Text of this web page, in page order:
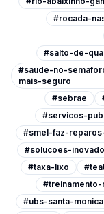
#rocada-
#salto-de-
#saude-no-
mais-seguro
#sebrae
#servicos-
#smel-faz-
#solucoes-
#taxa-lixo
#ubs-santa-monica